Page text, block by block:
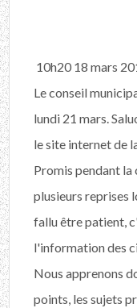
10h20 18 mars
Le conseil
lundi 21 mars.
le site internet de
Promis pendant la
plusieurs reprises
fallu être patient,
l'information des
Nous apprenons
points, les sujets